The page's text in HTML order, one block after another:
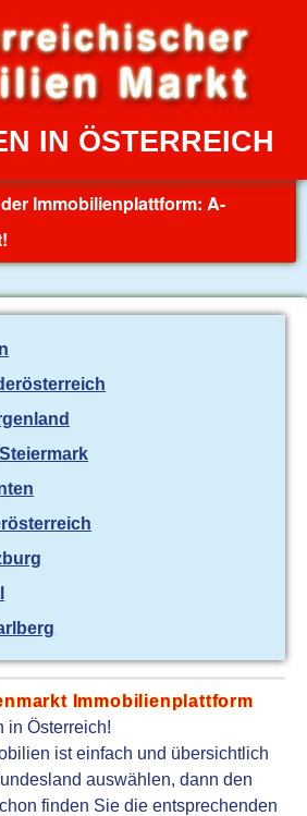
IN ÖSTERREICH
Immobilienplattform: A-
Immobilienplattform
in Österreich!
ist einfach und übersichtlich
auswählen, dann den
finden Sie die entsprechenden